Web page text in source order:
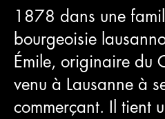
1878 dans une
bourgeoisie
Émile, originaire du
venu à Lausanne à
commerçant. Il tient